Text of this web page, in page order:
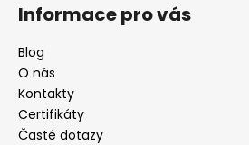
Informace pro vás
Blog
O nás
Kontakty
Certifikáty
Časté dotazy